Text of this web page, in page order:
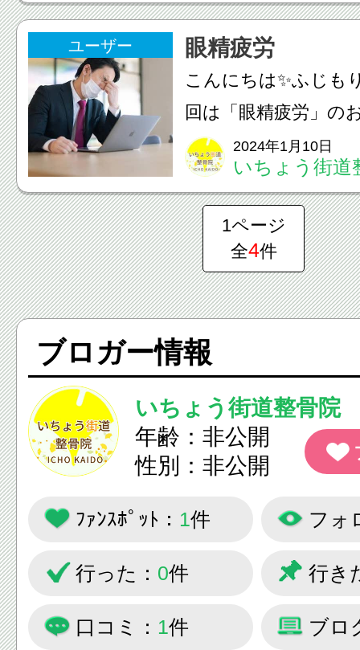
い‍
@ichokaido#いちょ
ユーザー 眼精疲労
こんにちは✨ふじも
回は「眼精疲労」の
す。眼精疲労は眼の
味するのではなく、
起こすことを意味し
何が原因かと言うと
労...
2024年1月10日
いちょう街道
1ページ
全4件
ブロガー情報
いちょう街道整骨院
年齢：非公開
性別：非公開
ﾌｧﾝｽﾎﾟｯﾄ： 1件 フォ
行った： 0件 行き
口コミ： 1件 ブロ